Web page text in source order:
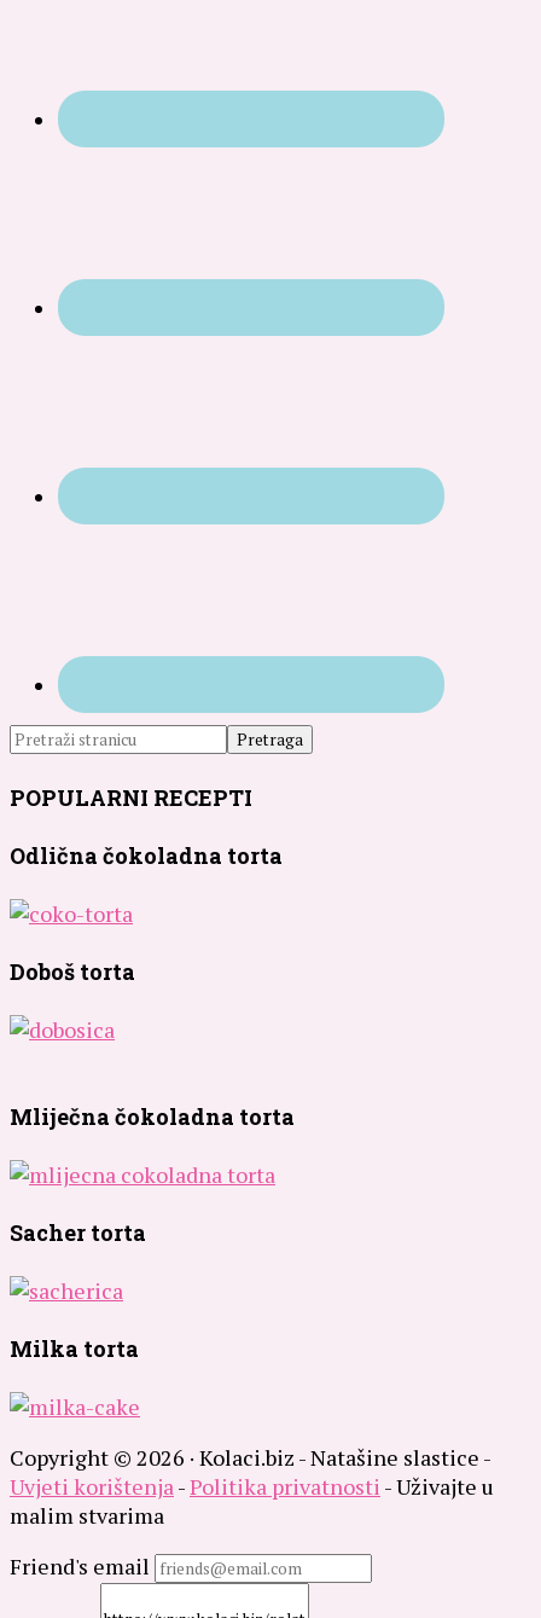
POPULARNI RECEPTI
Odlična čokoladna torta
Doboš torta
Mliječna čokoladna torta
Sacher torta
Milka torta
Copyright © 2026 · Kolaci.biz - Natašine slastice -
Uvjeti korištenja -Politika privatnosti - Uživajte u
malim stvarima
Friend's email